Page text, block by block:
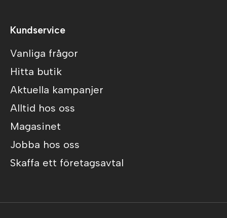
Kundservice
Vanliga frågor
Hitta butik
Aktuella kampanjer
Alltid hos oss
Magasinet
Jobba hos oss
Skaffa ett företagsavtal